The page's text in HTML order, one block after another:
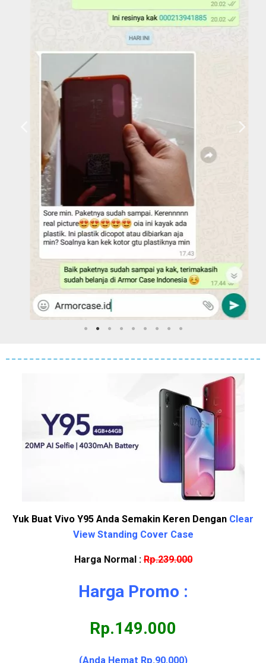
Yuk Buat Vivo Y95 Anda Semakin Keren Dengan Clear
View Standing Cover Case
Harga Normal :Rp.239.000
Harga Promo :
Rp.149.000
(Anda Hemat Rp.90.000)